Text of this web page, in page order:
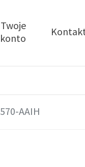
Twoje
konto
570-AAIH